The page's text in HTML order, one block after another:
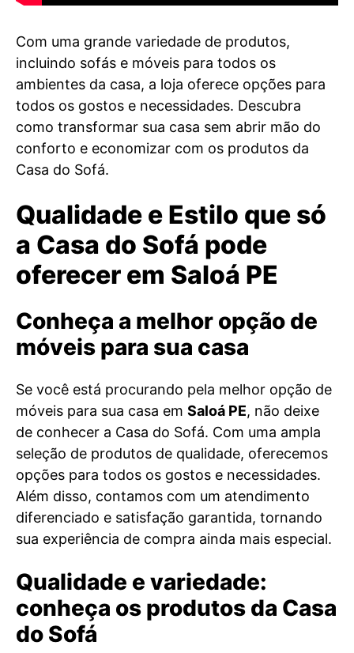
Com uma grande variedade de produtos,
incluindo sofás e móveis para todos os
ambientes da casa, a loja oferece opções para
todos os gostos e necessidades. Descubra
como transformar sua casa sem abrir mão do
conforto e economizar com os produtos da
Casa do Sofá.
Qualidade e Estilo que só
a Casa do Sofá pode
oferecer em Saloá PE
Conheça a melhor opção de
móveis para sua casa
Se você está procurando pela melhor opção de
móveis para sua casa em Saloá PE, não deixe
de conhecer a Casa do Sofá. Com uma ampla
seleção de produtos de qualidade, oferecemos
opções para todos os gostos e necessidades.
Além disso, contamos com um atendimento
diferenciado e satisfação garantida, tornando
sua experiência de compra ainda mais especial.
Qualidade e variedade:
conheça os produtos da Casa
do Sofá